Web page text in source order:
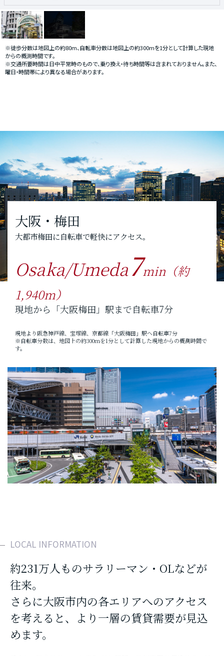
※徒歩分数は地図上の約80m、自転車分数は地図上の約300mを1分として計算した現地
からの概測時間です。
※交通所要時間は日中平常時のもので、乗り換え・待ち時間等は含まれておりません。また、
曜日・時間帯により異なる場合があります。
大阪・梅田
大都市梅田に自転車で軽快にアクセス。
Osaka/Umeda7min（約
1,940m）
現地から「大阪梅田」駅まで自転車7分
現地より阪急神戸線、宝塚線、京都線「大阪梅田」駅へ自転車7分
※自転車分数は、地図上の約300mを1分として計算した現地からの概測時間で
す。
LOCAL INFORMATION
約231万人ものサラリーマン・OLなどが
往来。
さらに大阪市内の各エリアへのアクセス
を考えると、より一層の賃貸需要が見込
めます。